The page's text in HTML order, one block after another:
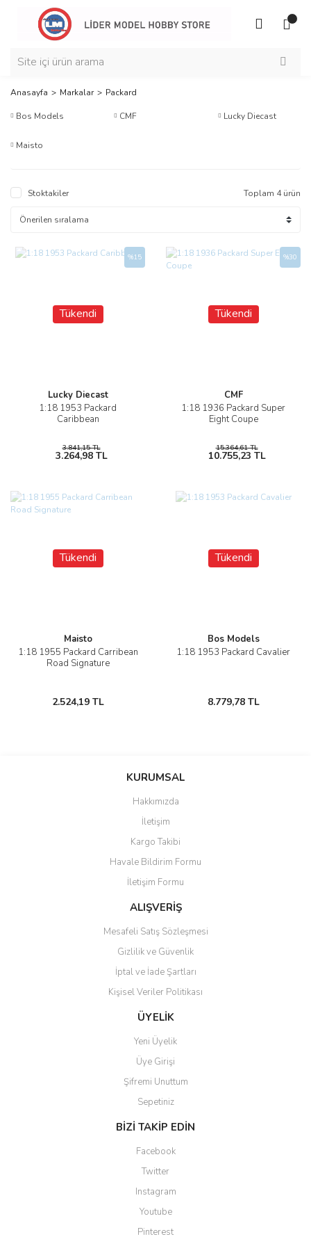
Anasayfa Markalar Packard
Bos Models CMF Lucky Diecast
Maisto
Stoktakiler Toplam 4 ürün
Tükendi
Lucky Diecast
1:18 1953 Packard
Caribbean
%15
3.841,15 TL
3.264,98 TL
Tükendi
CMF
1:18 1936 Packard Super
Eight Coupe
%30
15.364,61 TL
10.755,23 TL
Tükendi
Maisto
1:18 1955 Packard Carribean
Road Signature
2.524,19 TL
Tükendi
Bos Models
1:18 1953 Packard Cavalier
8.779,78 TL
KURUMSAL
Hakkımızda
İletişim
Kargo Takibi
Havale Bildirim Formu
İletişim Formu
ALIŞVERİŞ
Mesafeli Satış Sözleşmesi
Gizlilik ve Güvenlik
İptal ve İade Şartları
Kişisel Veriler Politikası
ÜYELİK
Yeni Üyelik
Üye Girişi
Şifremi Unuttum
Sepetiniz
BİZİ TAKİP EDİN
Facebook
Twitter
Instagram
Youtube
Pinterest